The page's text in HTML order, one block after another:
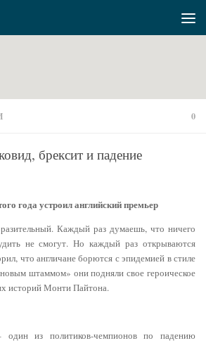
0
брексит и падение
года устроил английский премьер
Каждый раз думаешь, что ничего
не смогут. Но каждый раз открываются
что англичане борются с эпидемией в стиле
штаммом» они подняли свое героическое
историй Монти Пайтона.
из политиков-чемпионов по падению